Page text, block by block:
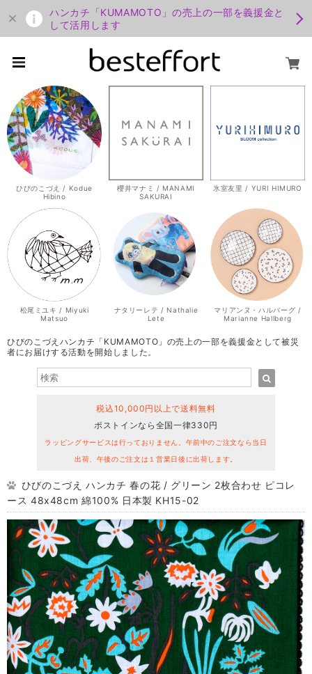
ハンカチ「KUMAMOTO」の売上の一部を義援金と
して活用します
ひびのこづえ / Kodue
Hibino
櫻井マナミ / MANAMI
SAKURAI
氷室友里 / YURI HIMURO
松尾ミユキ / Miyuki
Matsuo
ナタリーレテ / Nathalie
Lete
マリアンヌ・ハルバーグ /
Marianne Hallberg
ひびのこづえハンカチ「KUMAMOTO」の売上の一部を義援金として被災
者にお届けする活動を開始しました。
税込10,000円以上で送料無料
ポストインなら全国一律330円
ラッピングサービスは行っておりません。午前中のご注文なら当日
出荷、午後のご注文は１営業日後に出荷します。
ひびのこづえ ハンカチ 春の花 / グリーン 2枚合わせ ピコレ
ース 48x48cm 綿100% 日本製 KH15-02